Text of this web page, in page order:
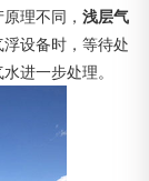
理不同， 浅层气
设备时，等待处
进一步处理。